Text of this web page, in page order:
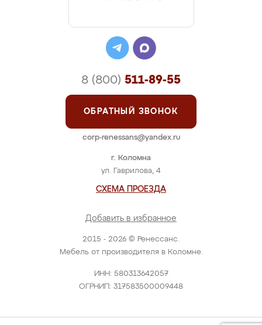
2015 - 2026 © Ренессанс.
Мебель от производителя в Коломне.
ИНН: 580313642057
ОГРНИП: 317583500009448
г. Коломна
ул. Гаврилова, 4
СХЕМА ПРОЕЗДА
Добавить в избранное
8 (800) 511-89-55
ОБРАТНЫЙ ЗВОНОК
corp-renessans@yandex.ru